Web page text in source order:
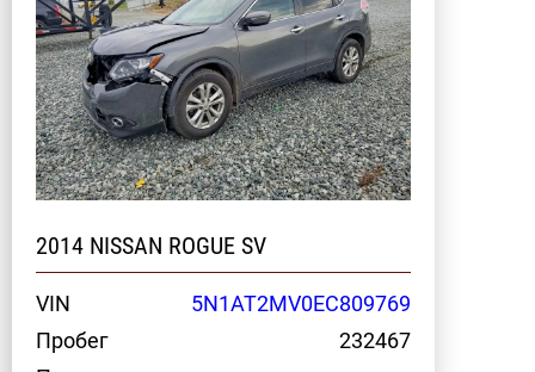
2014 NISSAN ROGUE SV
VIN
5N1AT2MV0EC809769
Пробег
232467